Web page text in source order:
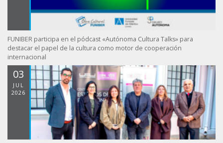
FUNIBER participa en el pódcast «Autónoma Cultura Talks» para
destacar el papel de la cultura como motor de cooperación
internacional
03
JUL
2026